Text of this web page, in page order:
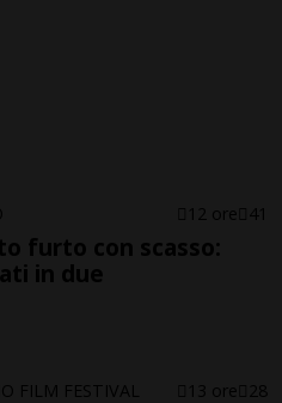
12 ore 41
furto con scasso:
in due
FILM FESTIVAL 13 ore 28